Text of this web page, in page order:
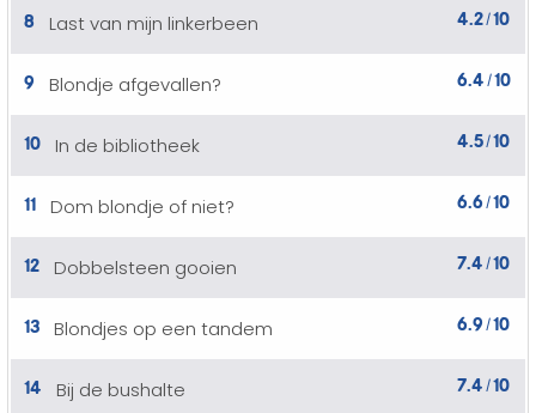
8 Last van mijn linkerbeen 4.2/10
9 Blondje afgevallen? 6.4 /10
10 In de bibliotheek 4.5/10
11 Dom blondje of niet? 6.6 /10
12 Dobbelsteen gooien 7.4 /10
13 Blondjes op een tandem 6.9 /10
14 Bij de bushalte 7.4 /10